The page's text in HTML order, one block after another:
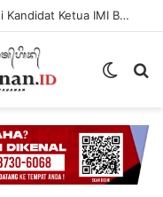
Sekretaris SMSI Tabanan Maju Jadi Kandidat Ketua IMI Bali, Ketua SMSI Tabanan Berikan Dukungan
Switch